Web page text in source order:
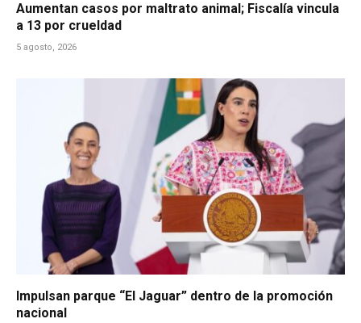
Aumentan casos por maltrato animal; Fiscalía vincula
a 13 por crueldad
5 agosto, 2026
Impulsan parque “El Jaguar” dentro de la promoción
nacional